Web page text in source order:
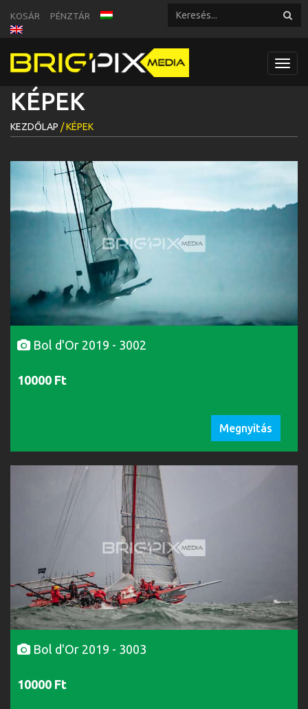
KOSÁR PÉNZTÁR
KÉPEK
KEZDŐLAP / KÉPEK
Bol d'Or 2019 - 3002
10000 Ft
Megnyitás
Bol d'Or 2019 - 3003
10000 Ft